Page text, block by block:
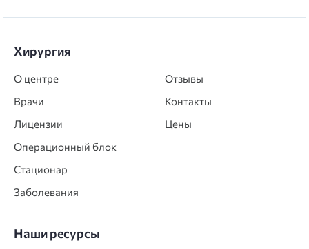
Хирургия
О центре
Врачи
Лицензии
Операционный блок
Стационар
Заболевания
Отзывы
Контакты
Цены
Наши ресурсы